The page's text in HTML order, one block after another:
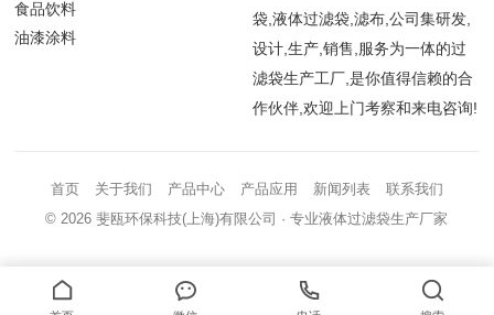
食品饮料
油漆涂料
袋,液体过滤袋,滤布,公司集研发,
设计,生产,销售,服务为一体的过
滤袋生产工厂,是你值得信赖的合
作伙伴,欢迎上门考察和来电咨询!
首页 关于我们 产品中心 产品应用 新闻列表
联系我们
© 2026斐瓯环保科技(上海)有限公司 · 专业液体过滤袋生产厂家